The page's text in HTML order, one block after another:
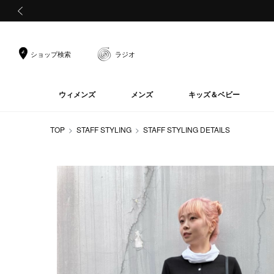
ショップ検索 ラジオ
ウィメンズ メンズ キッズ＆ベビー
TOP STAFF STYLING STAFF STYLING DETAILS